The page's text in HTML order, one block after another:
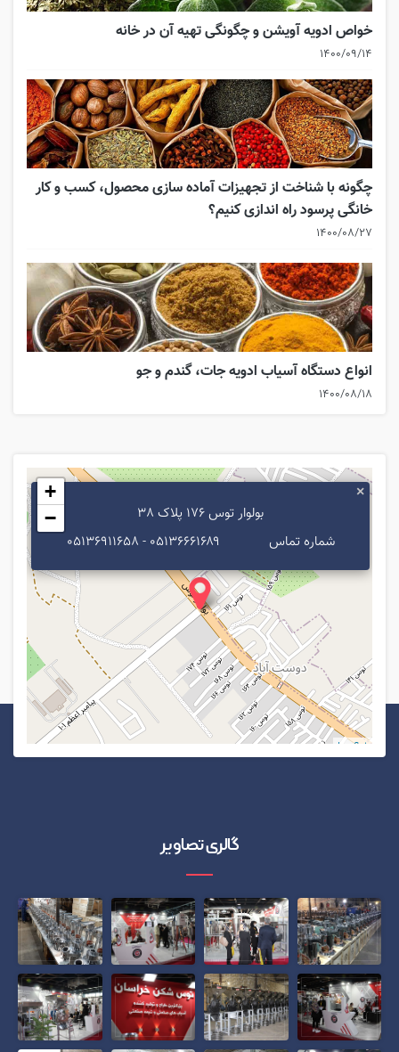
خواص ادویه آویشن و چگونگی تهیه آن در خانه
۱۴۰۰/۰۹/۱۴
چگونه با شناخت از تجهیزات آماده سازی محصول، کسب و کار
خانگی پرسود راه اندازی کنیم؟
۱۴۰۰/۰۸/۲۷
انواع دستگاه آسیاب ادویه جات، گندم و جو
۱۴۰۰/۰۸/۱۸
بولوار توس 176 پلاک 38
شماره تماس
۰۵۱۳۶۶۶۱۶۸۹ - ۰۵۱۳۶۹۱۱۶۵۸
×
+
−
Leaflet
گالری تصاویر